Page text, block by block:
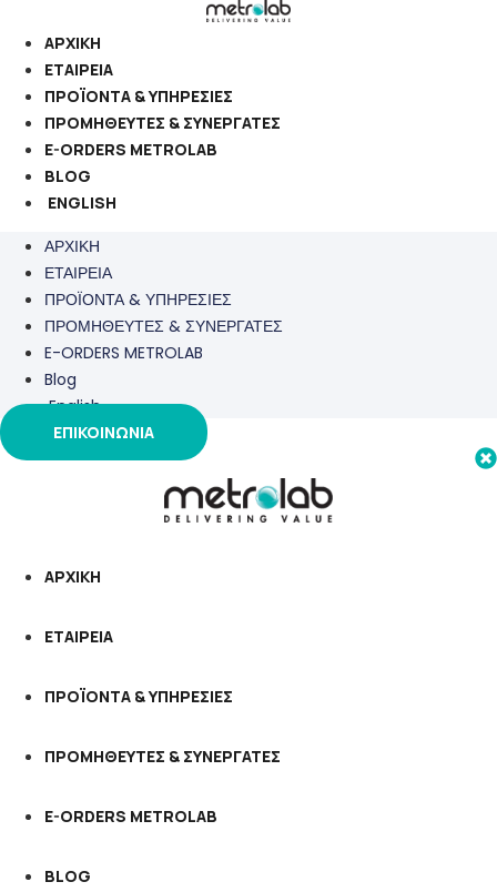
στο
περιεχόμενο
ΑΡΧΙΚΗ
ΕΤΑΙΡΕΙΑ
ΠΡΟΪΟΝΤΑ & ΥΠΗΡΕΣΙΕΣ
ΠΡΟΜΗΘΕΥΤΕΣ & ΣΥΝΕΡΓΑΤΕΣ
E-ORDERS METROLAB
BLOG
ENGLISH
ΑΡΧΙΚΗ
ΕΤΑΙΡΕΙΑ
ΠΡΟΪΟΝΤΑ & ΥΠΗΡΕΣΙΕΣ
ΠΡΟΜΗΘΕΥΤΕΣ & ΣΥΝΕΡΓΑΤΕΣ
E-ORDERS METROLAB
Blog
English
ΕΠΙΚΟΙΝΩΝΙΑ
ΑΡΧΙΚΗ
ΕΤΑΙΡΕΙΑ
ΠΡΟΪΟΝΤΑ & ΥΠΗΡΕΣΙΕΣ
ΠΡΟΜΗΘΕΥΤΕΣ & ΣΥΝΕΡΓΑΤΕΣ
E-ORDERS METROLAB
BLOG